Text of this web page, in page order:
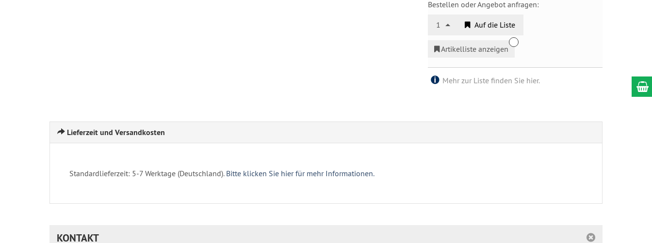
Bestellen oder Angebot anfragen:
1 Auf die Liste
Artikelliste anzeigen
Mehr zur Liste finden Sie hier.
Lieferzeit und Versandkosten
Standardlieferzeit: 5-7 Werktage (Deutschland). Bitte klicken Sie hier für mehr Informationen.
KONTAKT